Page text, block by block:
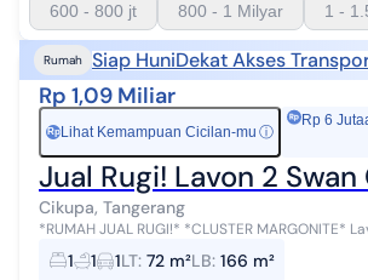
600 - 800 jt 800 - 1 Milyar 1 -
Rumah Siap HuniDekat Akses
Rp 1,09 Miliar
Rp Lihat Kemampuan Cicilan-mu ⓘ
Rp 6
Jual Rugi! Lavon 2
Cikupa, Tangerang
*RUMAH JUAL RUGI!* *CLUSTER MARGONITE* Lavon2 Swan City
Cikupa - Tangerang Type H Luas Tanah. 72 m² (8 x 9) Luas Bangunan.
166 m² Carport. 1 Ru...
1 1 1LT: 72 m²LB: 166 m²